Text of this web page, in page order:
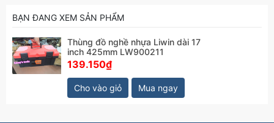
BẠN ĐANG XEM SẢN PHẨM
Thùng đồ nghề nhựa Liwin dài 17
inch 425mm LW900211
139.150₫
Cho vào giỏ Mua ngay